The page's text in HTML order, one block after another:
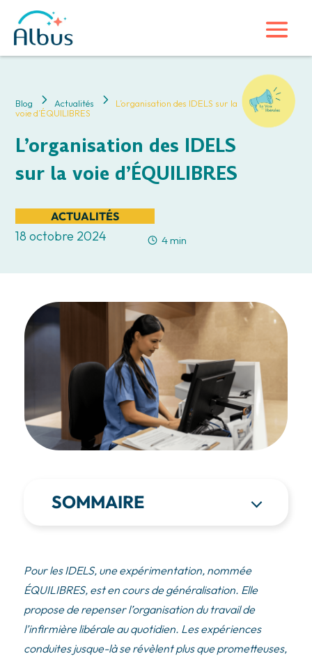
Blog 5 Actualités 5
L’organisation des IDELS sur la
voie d’ÉQUILIBRES
L’organisation des IDELS
sur la voie d’ÉQUILIBRES
ACTUALITÉS
18 octobre 2024 4 min
SOMMAIRE
Pour les IDELS, une expérimentation, nommée
ÉQUILIBRES, est en cours de généralisation. Elle
propose de repenser l’organisation du travail de
l’infirmière libérale au quotidien. Les expériences
conduites jusque-là se révèlent plus que prometteuses,